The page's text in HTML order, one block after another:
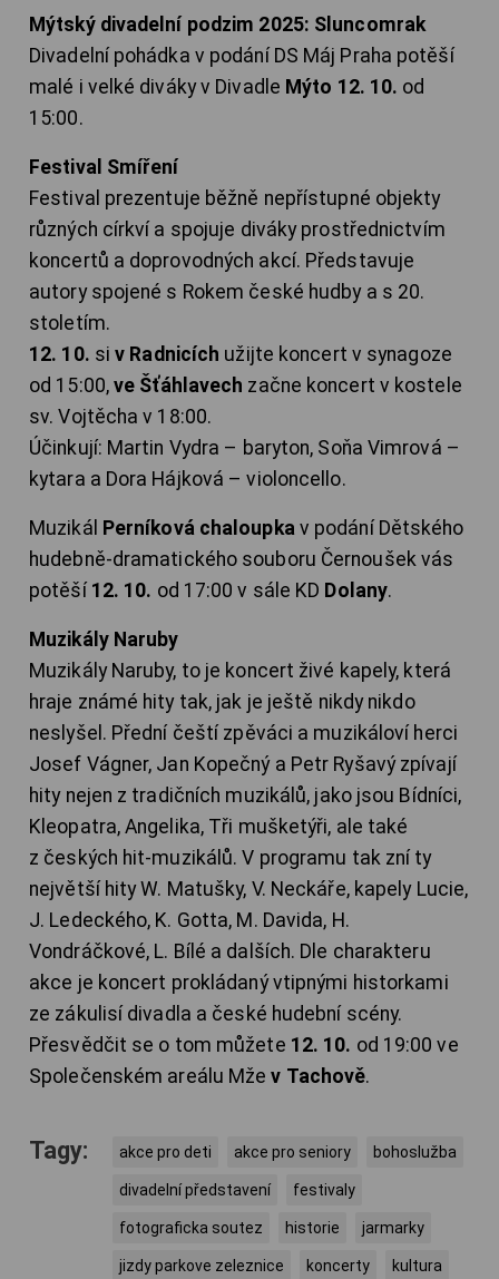
Mýtský divadelní podzim 2025: Sluncomrak
Divadelní pohádka v podání DS Máj Praha potěší
malé i velké diváky v Divadle Mýto 12. 10. od
15:00.
Festival Smíření
Festival prezentuje běžně nepřístupné objekty
různých církví a spojuje diváky prostřednictvím
koncertů a doprovodných akcí. Představuje
autory spojené s Rokem české hudby a s 20.
stoletím.
12. 10. siv Radnicích užijte koncert v synagoze
od 15:00, ve Šťáhlavech začne koncert v kostele
sv. Vojtěcha v 18:00.
Účinkují: Martin Vydra – baryton, Soňa Vimrová –
kytara a Dora Hájková – violoncello.
Muzikál Perníková chaloupkav podání Dětského
hudebně-dramatického souboru Černoušek vás
potěší 12. 10. od 17:00 v sále KD Dolany.
Muzikály Naruby
Muzikály Naruby, to je koncert živé kapely, která
hraje známé hity tak, jak je ještě nikdy nikdo
neslyšel. Přední čeští zpěváci a muzikáloví herci
Josef Vágner, Jan Kopečný a Petr Ryšavý zpívají
hity nejen z tradičních muzikálů, jako jsou Bídníci,
Kleopatra, Angelika, Tři mušketýři, ale také
z českých hit-muzikálů. V programu tak zní ty
největší hity W. Matušky, V. Neckáře, kapely Lucie,
J. Ledeckého, K. Gotta, M. Davida, H.
Vondráčkové, L. Bílé a dalších. Dle charakteru
akce je koncert prokládaný vtipnými historkami
ze zákulisí divadla a české hudební scény.
Přesvědčit se o tom můžete 12. 10. od 19:00 ve
Společenském areálu Mžev Tachově.
Tagy: akce pro deti akce pro seniory bohoslužba
divadelní představení festivaly
fotograficka soutez historie jarmarky
jizdy parkove zeleznice koncerty kultura